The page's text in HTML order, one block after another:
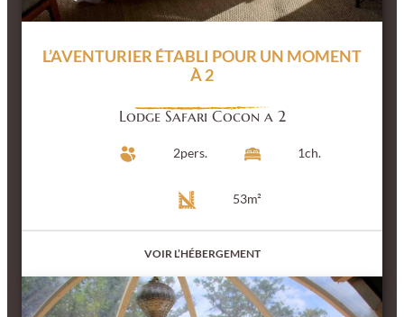
L’AVENTURIER ÉTABLI POUR UN MOMENT
À 2
Lodge Safari Cocon a 2
2pers. 1ch.
53m²
VOIR L’HÉBERGEMENT